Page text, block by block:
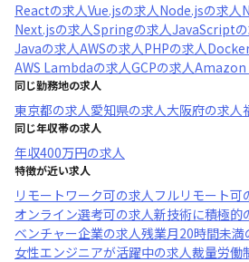
Reactの求人Vue.jsの求人Node.jsの求人
Next.jsの求人Springの求人JavaScript
Javaの求人AWSの求人PHPの求人
AWS Lambdaの求人GCPの求人Amazon
同じ勤務地の求人
東京都の求人愛知県の求人大阪府の求人
同じ年収帯の求人
年収400万円の求人
特徴が近い求人
リモートワーク可の求人フルリモート可
オンライン選考可の求人新技術に積極的
ベンチャー企業の求人残業月20時間未満
女性エンジニアが活躍中の求人裁量労働